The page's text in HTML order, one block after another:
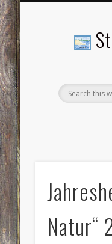
Natur“